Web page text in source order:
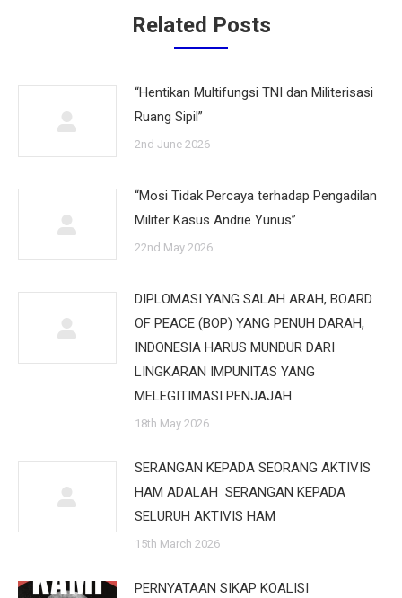
Related Posts
“Hentikan Multifungsi TNI dan Militerisasi
Ruang Sipil”
2nd June 2026
“Mosi Tidak Percaya terhadap Pengadilan
Militer Kasus Andrie Yunus”
22nd May 2026
DIPLOMASI YANG SALAH ARAH, BOARD
OF PEACE (BOP) YANG PENUH DARAH,
INDONESIA HARUS MUNDUR DARI
LINGKARAN IMPUNITAS YANG
MELEGITIMASI PENJAJAH
18th May 2026
SERANGAN KEPADA SEORANG AKTIVIS
HAM ADALAH SERANGAN KEPADA
SELURUH AKTIVIS HAM
15th March 2026
PERNYATAAN SIKAP KOALISI